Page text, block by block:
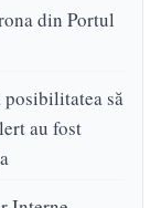
din Portul
posibilitatea să
au fost